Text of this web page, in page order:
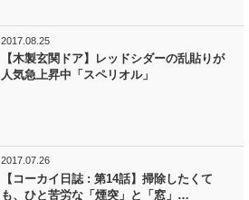
2017.08.25
【木製玄関ドア】レッドシダーの乱貼りが
人気急上昇中「スペリオル」
2017.07.26
【コーカイ日誌 : 第14話】掃除したくて
も、ひと苦労な「煙突」と「窓」…